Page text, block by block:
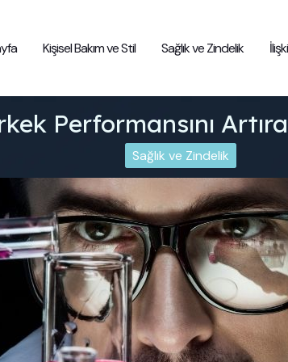
Kişisel Bakım ve Stil Sağlık ve Zindelik
Performansını
Sağlık ve Zindelik